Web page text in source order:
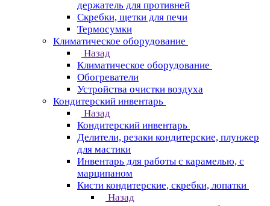
держатель для противней
Скребки, щетки для печи
Термосумки
Климатическое оборудование
Назад
Климатическое оборудование
Обогреватели
Устройства очистки воздуха
Кондитерский инвентарь
Назад
Кондитерский инвентарь
Делители, резаки кондитерские, плунжер
для мастики
Инвентарь для работы с карамелью, с
марципаном
Кисти кондитерские, скребки, лопатки
Назад